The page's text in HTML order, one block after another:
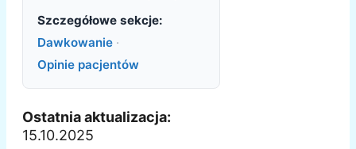
Szczegółowe sekcje:
Dawkowanie ·
Opinie pacjentów
Ostatnia aktualizacja:
15.10.2025